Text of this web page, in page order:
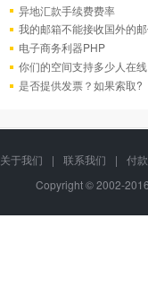
异地汇款手续费费率
我的邮箱不能接收国外的
电子商务利器PHP
你们的空间支持多少人在
是否提供发票？如果索取?
关于我们 | 联系我们 |
付
Copyright © 2002-